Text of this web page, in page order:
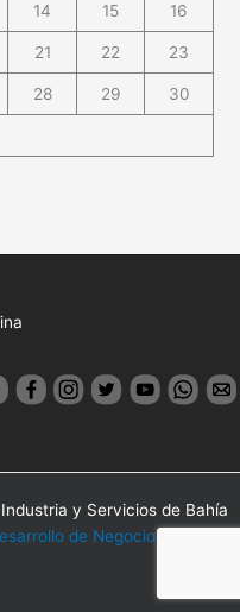
14 15 16
21 22 23
28 29 30
y Servicios de Bahía
de Negocios Online